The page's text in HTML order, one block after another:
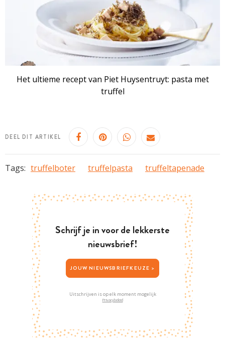
Het ultieme recept van Piet Huysentruyt: pasta met
truffel
DEEL DIT ARTIKEL
Tags: truffelboter truffelpasta truffeltapenade
Schrijf je in voor de lekkerste
nieuwsbrief!
JOUW NIEUWSBRIEFKEUZE >
Uitschrijven is op elk moment mogelijk
Privacybeleid